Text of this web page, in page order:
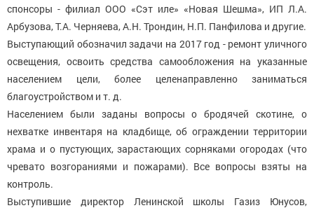
спонсоры - филиал ООО «Сэт иле» «Новая Шешма», ИП Л.А.
Арбузова, Т.А. Черняева, А.Н. Трондин, Н.П. Панфилова и другие.
Выступающий обозначил задачи на 2017 год - ремонт уличного
освещения, освоить средства самообложения на указанные
населением цели, более целенаправленно заниматься
благоустройством и т. д.
Населением были заданы вопросы о бродячей скотине, о
нехватке инвентаря на кладбище, об ограждении территории
храма и о пустующих, зарастающих сорняками огородах (что
чревато возгораниями и пожарами). Все вопросы взяты на
контроль.
Выступившие директор Ленинской школы Газиз Юнусов,